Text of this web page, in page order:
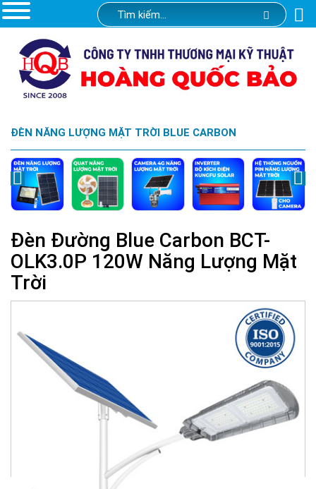
ĐÈN NĂNG LƯỢNG MẶT TRỜI BLUE CARBON
Đèn Đường Blue Carbon BCT-
OLK3.0P 120W Năng Lượng Mặt
Trời